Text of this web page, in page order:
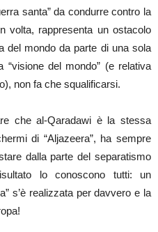
santa” da condurre contro la
volta, rappresenta un ostacolo
del mondo da parte di una sola
“visione del mondo” (e relativa
non fa che squalificarsi.
che al-Qaradawi è la stessa
di “Aljazeera”, ha sempre
dalla parte del separatismo
lo conoscono tutti: un
s’è realizzata per davvero e la